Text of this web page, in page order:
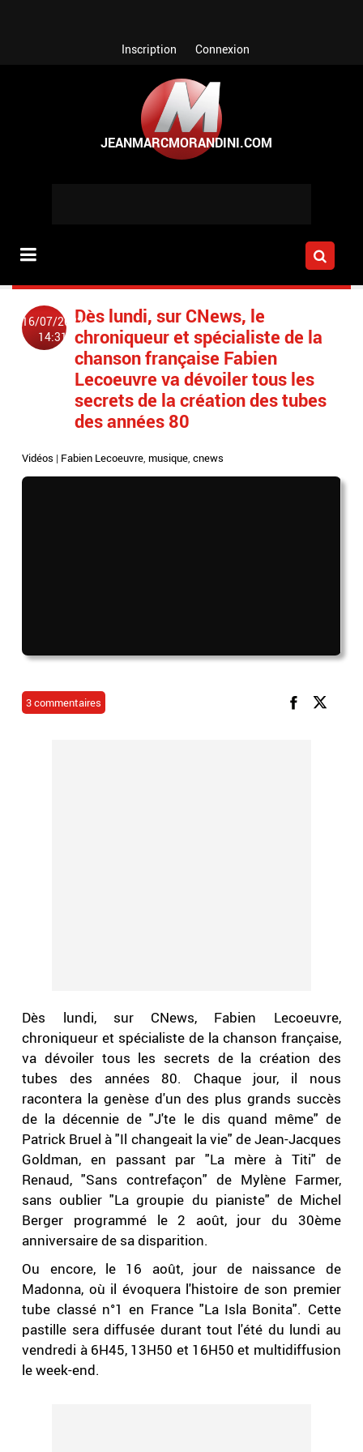
Inscription Connexion
16/07/2022
14:31
Dès lundi, sur CNews, le
chroniqueur et spécialiste de la
chanson française Fabien
Lecoeuvre va dévoiler tous les
secrets de la création des tubes
des années 80
Vidéos | Fabien Lecoeuvre,musique,cnews
3 commentaires
Dès lundi, sur CNews, Fabien Lecoeuvre,
chroniqueur et spécialiste de la chanson française,
va dévoiler tous les secrets de la création des
tubes des années 80. Chaque jour, il nous
racontera la genèse d'un des plus grands succès
de la décennie de "J'te le dis quand même" de
Patrick Bruel à "Il changeait la vie" de Jean-Jacques
Goldman, en passant par "La mère à Titi" de
Renaud, "Sans contrefaçon" de Mylène Farmer,
sans oublier "La groupie du pianiste" de Michel
Berger programmé le 2 août, jour du 30ème
anniversaire de sa disparition.
Ou encore, le 16 août, jour de naissance de
Madonna, où il évoquera l'histoire de son premier
tube classé n°1 en France "La Isla Bonita". Cette
pastille sera diffusée durant tout l'été du lundi au
vendredi à 6H45, 13H50 et 16H50 et multidiffusion
le week-end.